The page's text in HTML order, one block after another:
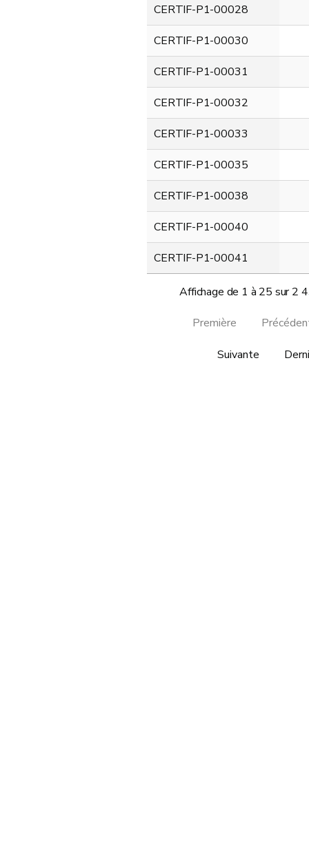
CERTIF-P1-00028
CERTIF-P1-00030
CERTIF-P1-00031
CERTIF-P1-00032
CERTIF-P1-00033
CERTIF-P1-00035
CERTIF-P1-00038
CERTIF-P1-00040
CERTIF-P1-00041
Affichage de 1 à 25 sur 2
Première
Suivante